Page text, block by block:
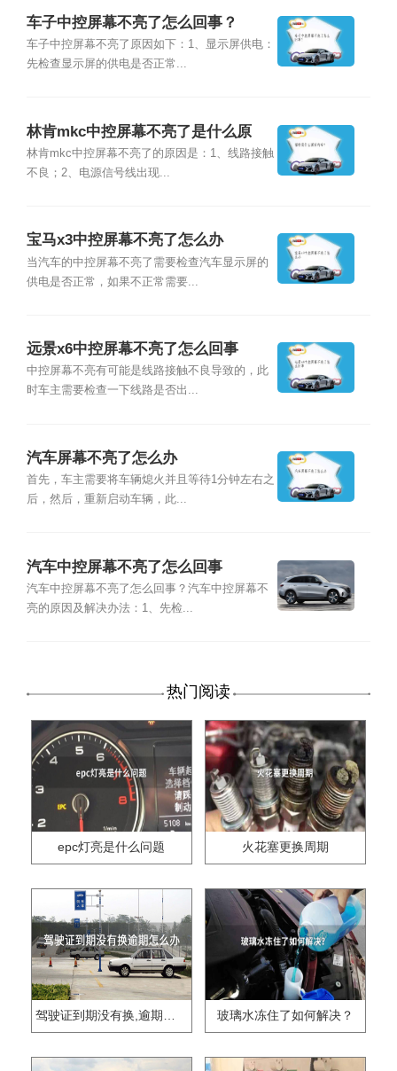
车子中控屏幕不亮了怎么回事？
车子中控屏幕不亮了原因如下：1、显示屏供电：
先检查显示屏的供电是否正常...
林肯mkc中控屏幕不亮了是什么原
因？
林肯mkc中控屏幕不亮了的原因是：1、线路接触
不良；2、电源信号线出现...
宝马x3中控屏幕不亮了怎么办
当汽车的中控屏幕不亮了需要检查汽车显示屏的
供电是否正常，如果不正常需要...
远景x6中控屏幕不亮了怎么回事
中控屏幕不亮有可能是线路接触不良导致的，此
时车主需要检查一下线路是否出...
汽车屏幕不亮了怎么办
首先，车主需要将车辆熄火并且等待1分钟左右之
后，然后，重新启动车辆，此...
汽车中控屏幕不亮了怎么回事
汽车中控屏幕不亮了怎么回事？汽车中控屏幕不
亮的原因及解决办法：1、先检...
热门阅读
epc灯亮是什么问题 火花塞更换周期
驾驶证到期没有换,逾期怎么办?? 玻璃水冻住了如何解决？